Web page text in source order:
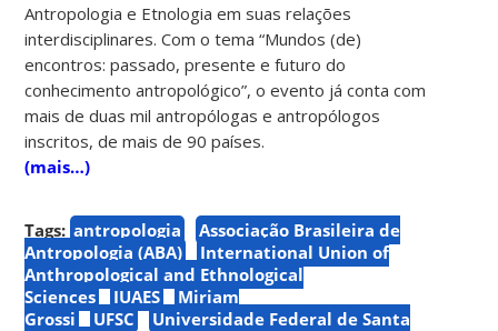
Antropologia e Etnologia em suas relações
interdisciplinares. Com o tema “Mundos (de)
encontros: passado, presente e futuro do
conhecimento antropológico”, o evento já conta com
mais de duas mil antropólogas e antropólogos
inscritos, de mais de 90 países.
(mais…)
Tags: antropologia
Associação Brasileira de
Antropologia (ABA)
International Union of
Anthropological and Ethnological
Sciences
IUAES
Miriam
Grossi
UFSC
Universidade Federal de Santa